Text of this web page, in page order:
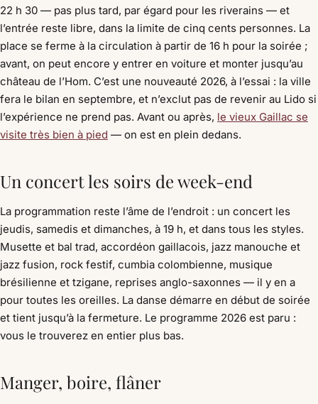
22 h 30 — pas plus tard, par égard pour les riverains — et
l’entrée reste libre, dans la limite de cinq cents personnes. La
place se ferme à la circulation à partir de 16 h pour la soirée ;
avant, on peut encore y entrer en voiture et monter jusqu’au
château de l’Hom. C’est une nouveauté 2026, à l’essai : la ville
fera le bilan en septembre, et n’exclut pas de revenir au Lido si
l’expérience ne prend pas. Avant ou après, le vieux Gaillac se
visite très bien à pied — on est en plein dedans.
Un concert les soirs de week-end
La programmation reste l’âme de l’endroit : un concert les
jeudis, samedis et dimanches, à 19 h, et dans tous les styles.
Musette et bal trad, accordéon gaillacois, jazz manouche et
jazz fusion, rock festif, cumbia colombienne, musique
brésilienne et tzigane, reprises anglo-saxonnes — il y en a
pour toutes les oreilles. La danse démarre en début de soirée
et tient jusqu’à la fermeture. Le programme 2026 est paru :
vous le trouverez en entier plus bas.
Manger, boire, flâner